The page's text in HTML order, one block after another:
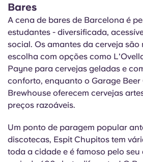
Bares
A cena de bares de Barcelona é
estudantes - diversificada,
social. Os amantes da cerveja são
escolha com opções como
Payne para cervejas geladas e
conforto, enquanto o Garage Beer
Brewhouse oferecem cervejas
preços razoáveis.
Um ponto de paragem popular
discotecas, Espit Chupitos tem
toda a cidade e é famoso pelo seu